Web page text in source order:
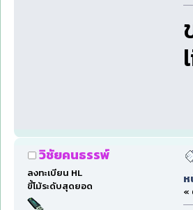
วิชัยคนธรรพ์
ลงทะเบียน HL
ขี้โม้ระดับสุดยอด
ห
«